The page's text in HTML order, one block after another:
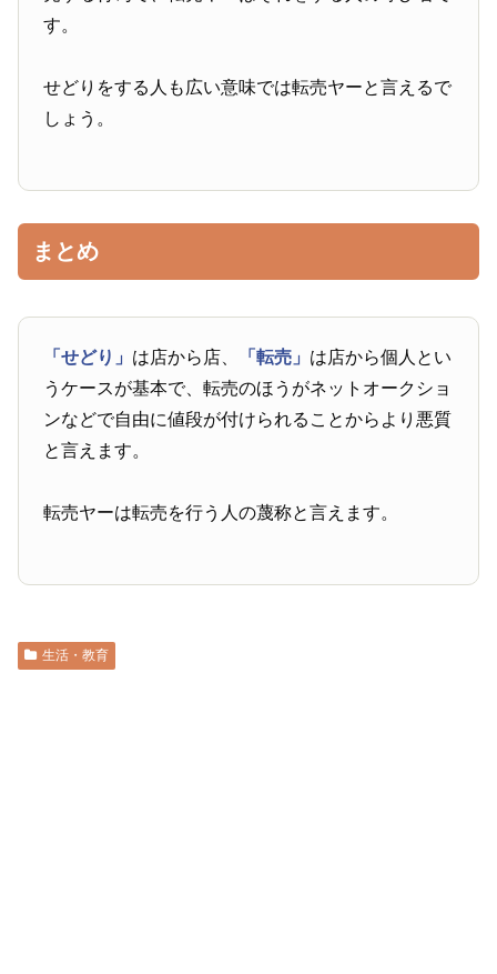
す。
せどりをする人も広い意味では転売ヤーと言えるで
しょう。
まとめ
「せどり」 は店から店、 「転売」 は店から個人とい
うケースが基本で、転売のほうがネットオークショ
ンなどで自由に値段が付けられることからより悪質
と言えます。
転売ヤーは転売を行う人の蔑称と言えます。
生活・教育